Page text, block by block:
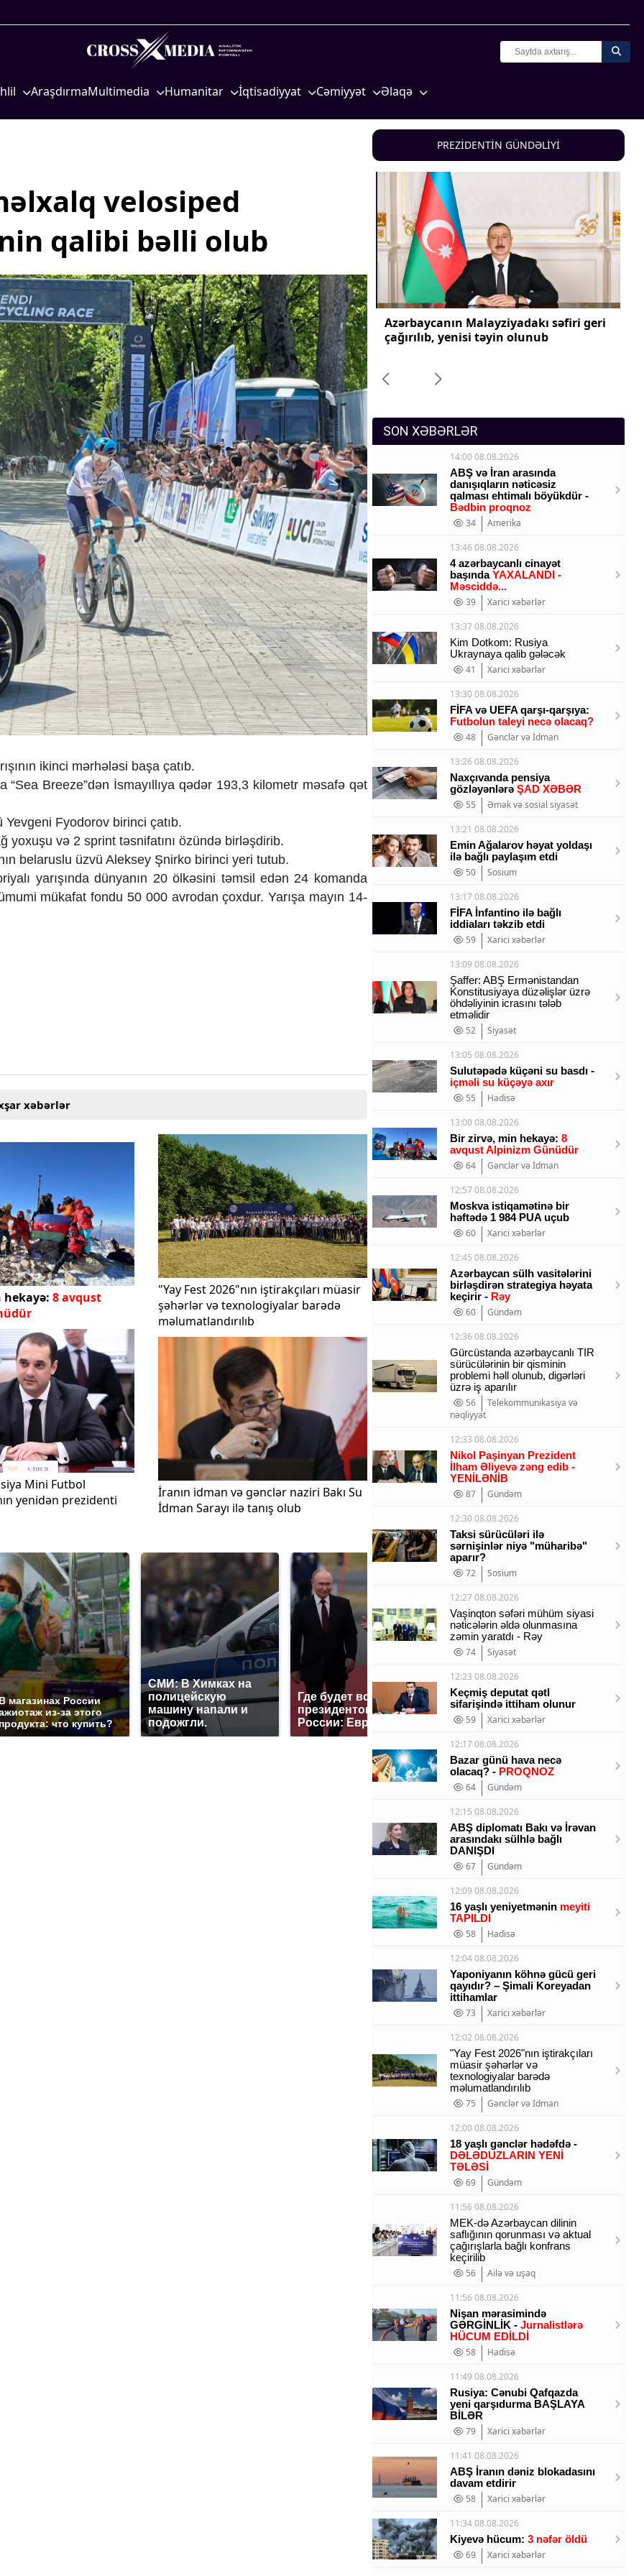
AraşdırmaMultimedia Humanitar
Mədəniyyətimizin Zəfəri
Zəfər Diasporu
Ailə və uşaq
Turizm
İqtisadiyyat
Hərbi sənaye
nəqliyyat
COP29
Cəmiyyət
Məhkəmə və hüquq
Gənclər və İdman
Media və QHT
Hadisə
Sağlamlıq
Sosium
Mənəvi dəyərlər
Texnologiya
Mətbuat-150
Əlaqə
velosiped
qalibi bəlli olub
ikinci mərhələsi başa çatıb.
Breeze”dən İsmayıllıya qədər 193,3 kilometr məsafə qət
Yevgeni Fyodorov birinci çatıb.
yoxuşu və 2 sprint təsnifatını özündə birləşdirib.
belaruslu üzvü Aleksey Şnirko birinci yeri tutub.
yarışında dünyanın 20 ölkəsini təmsil edən 24 komanda
mükafat fondu 50 000 avrodan çoxdur. Yarışa mayın 14-
xəbərlər
hekayə: 8 avqust
"Yay Fest 2026"nın iştirakçıları müasir
şəhərlər və texnologiyalar barədə
məlumatlandırılıb
Mini Futbol
yenidən prezidenti
İranın idman və gənclər naziri Bakı Su
İdman Sarayı ilə tanış olub
магазинах России
из-за этого
продукта: что купить?
СМИ: В Химках на
полицейскую
машину напали и
подожгли.
Где будет встреча
президентов США и
России: Европа?
Такую зиму в России
никто не ждал: как
так?!
На
PREZİDENTİN GÜNDƏLİYİ
İlham Əliyevə
Azərbaycan Beynəlxalq İnvestisiya
Forumunun Təşkilat Komitəsi yaradılıb
Azərbaycanın Malayziyadakı səfiri geri
çağırılıb, yenisi təyin olunub
SON XƏBƏRLƏR
14:00 08.08.2026
ABŞ və İran arasında
danışıqların nəticəsiz
qalması ehtimalı böyükdür -
Bədbin proqnoz
34
Amerika
13:46 08.08.2026
4 azərbaycanlı cinayət
başında YAXALANDI -
Məsciddə...
39
Xarici xəbərlər
13:37 08.08.2026
Kim Dotkom: Rusiya
Ukraynaya qalib gələcək
41
Xarici xəbərlər
13:30 08.08.2026
FİFA və UEFA qarşı-qarşıya:
Futbolun taleyi necə olacaq?
48
Gənclər və İdman
13:26 08.08.2026
Naxçıvanda pensiya
gözləyənlərə ŞAD XƏBƏR
55
Əmək və sosial siyasət
13:21 08.08.2026
Emin Ağalarov həyat yoldaşı
ilə bağlı paylaşım etdi
50
Sosium
13:17 08.08.2026
FİFA İnfantino ilə bağlı
iddiaları təkzib etdi
59
Xarici xəbərlər
13:09 08.08.2026
Şaffer: ABŞ Ermənistandan
Konstitusiyaya düzəlişlər üzrə
öhdəliyinin icrasını tələb
etməlidir
52
Siyasət
13:05 08.08.2026
Sulutəpədə küçəni su basdı -
içməli su küçəyə axır
55
Hadisə
13:00 08.08.2026
Bir zirvə, min hekayə: 8
avqust Alpinizm Günüdür
64
Gənclər və İdman
12:57 08.08.2026
Moskva istiqamətinə bir
həftədə 1 984 PUA uçub
60
Xarici xəbərlər
12:45 08.08.2026
Azərbaycan sülh vasitələrini
birləşdirən strategiya həyata
keçirir - Rəy
60
Gündəm
12:36 08.08.2026
Gürcüstanda azərbaycanlı TIR
sürücülərinin bir qisminin
problemi həll olunub, digərləri
üzrə iş aparılır
56
Telekommunikasiya və
nəqliyyat
12:33 08.08.2026
Nikol Paşinyan Prezident
İlham Əliyevə zəng edib -
YENİLƏNİB
87
Gündəm
12:30 08.08.2026
Taksi sürücüləri ilə
sərnişinlər niyə "müharibə"
aparır?
72
Sosium
12:27 08.08.2026
Vaşinqton səfəri mühüm siyasi
nəticələrin əldə olunmasına
zəmin yaratdı - Rəy
74
Siyasət
12:23 08.08.2026
Keçmiş deputat qətl
sifarişində ittiham olunur
59
Xarici xəbərlər
12:17 08.08.2026
Bazar günü hava necə
olacaq? - PROQNOZ
64
Gündəm
12:15 08.08.2026
ABŞ diplomatı Bakı və İrəvan
arasındakı sülhlə bağlı
DANIŞDI
67
Gündəm
12:09 08.08.2026
16 yaşlı yeniyetmənin meyiti
TAPILDI
58
Hadisə
12:04 08.08.2026
Yaponiyanın köhnə gücü geri
qayıdır? – Şimali Koreyadan
ittihamlar
73
Xarici xəbərlər
12:02 08.08.2026
"Yay Fest 2026"nın iştirakçıları
müasir şəhərlər və
texnologiyalar barədə
məlumatlandırılıb
75
Gənclər və İdman
12:00 08.08.2026
18 yaşlı gənclər hədəfdə -
DƏLƏDUZLARIN YENİ
TƏLƏSİ
69
Gündəm
11:56 08.08.2026
MEK-də Azərbaycan dilinin
saflığının qorunması və aktual
çağırışlarla bağlı konfrans
keçirilib
56
Ailə və uşaq
11:56 08.08.2026
Nişan mərasimində
GƏRGİNLİK - Jurnalistlərə
HÜCUM EDİLDİ
58
Hadisə
11:49 08.08.2026
Rusiya: Cənubi Qafqazda
yeni qarşıdurma BAŞLAYA
BİLƏR
79
Xarici xəbərlər
11:41 08.08.2026
ABŞ İranın dəniz blokadasını
davam etdirir
58
Xarici xəbərlər
11:34 08.08.2026
Kiyevə hücum: 3 nəfər öldü
69
Xarici xəbərlər